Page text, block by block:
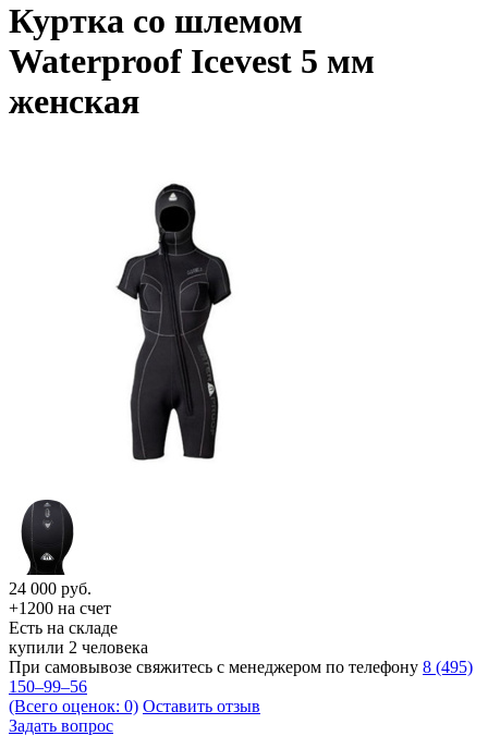
Куртка со шлемом
Waterproof Icevest 5 мм
женская
24 000 руб.
+1200 на счет
Есть на складе
купили 2 человека
При самовывозе свяжитесь с менеджером по телефону 8 (495)
150–99–56
(Всего оценок: 0) Оставить отзыв
Задать вопрос